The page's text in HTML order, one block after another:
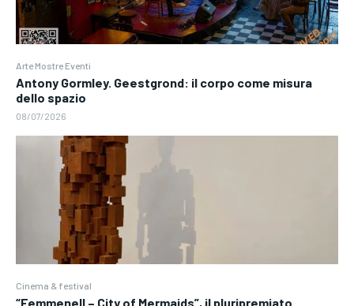
Arte Mostre Eventi
Antony Gormley. Geestgrond: il corpo come misura
dello spazio
08/07/2026
Cinema & festival
“Femmenell – City of Mermaids”, il pluripremiato